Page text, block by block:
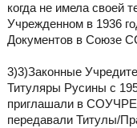
когда не имела своей
Учрежденном в 1936
Документов в Союзе
3)3)Законные
Титуляры Русины с
приглашали в
передавали Титулы/